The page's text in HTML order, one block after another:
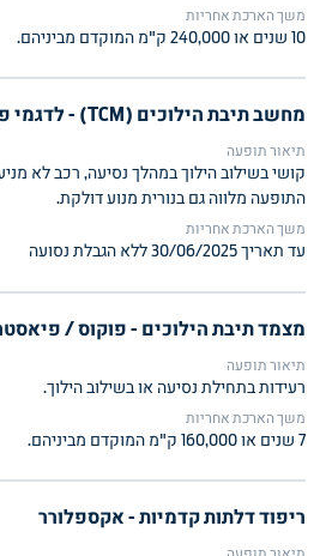
משך הארכת אחריות
10 שנים או 240,000 ק"מ המוקדם מביניהם.
מחשב תיבת הילוכים (TCM) - לדגמי פוקוס / פיאסטה
תיאור תופעה
קושי בשילוב הילוך במהלך נסיעה, רכב לא
התופעה מלווה גם בנורית מנוע דולקת.
משך הארכת אחריות
עד תאריך 30/06/2025 ללא הגבלת נסועה
מצמד תיבת הילוכים - פוקוס /
תיאור תופעה
רעידות בתחילת נסיעה או בשילוב הילוך.
משך הארכת אחריות
7 שנים או 160,000 ק"מ המוקדם מביניהם.
ריפוד דלתות קדמיות - אקספלורר